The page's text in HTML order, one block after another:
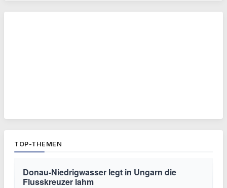
TOP-THEMEN
Donau-Niedrigwasser legt in Ungarn die
Flusskreuzer lahm